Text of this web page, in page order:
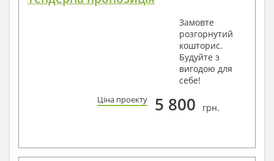
Замовте
розгорнутий
кошторис.
Будуйте з
вигодою для
себе!
Ціна проекту 5 800 грн.